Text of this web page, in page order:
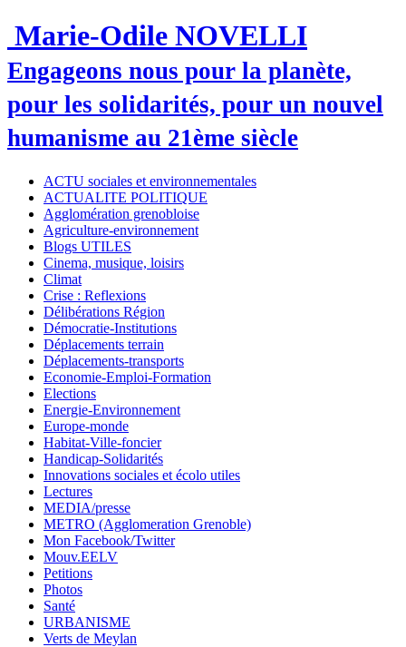
Marie-Odile NOVELLI
Engageons nous pour la planète,
pour les solidarités, pour un nouvel
humanisme au 21ème siècle
ACTU sociales et environnementales
ACTUALITE POLITIQUE
Agglomération grenobloise
Agriculture-environnement
Blogs UTILES
Cinema, musique, loisirs
Climat
Crise : Reflexions
Délibérations Région
Démocratie-Institutions
Déplacements terrain
Déplacements-transports
Economie-Emploi-Formation
Elections
Energie-Environnement
Europe-monde
Habitat-Ville-foncier
Handicap-Solidarités
Innovations sociales et écolo utiles
Lectures
MEDIA/presse
METRO (Agglomeration Grenoble)
Mon Facebook/Twitter
Mouv.EELV
Petitions
Photos
Santé
URBANISME
Verts de Meylan